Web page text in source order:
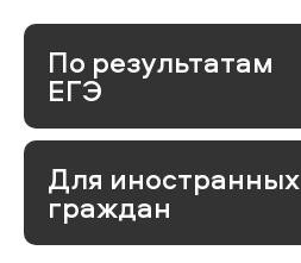
По результатам
ЕГЭ
Для иностранных
граждан